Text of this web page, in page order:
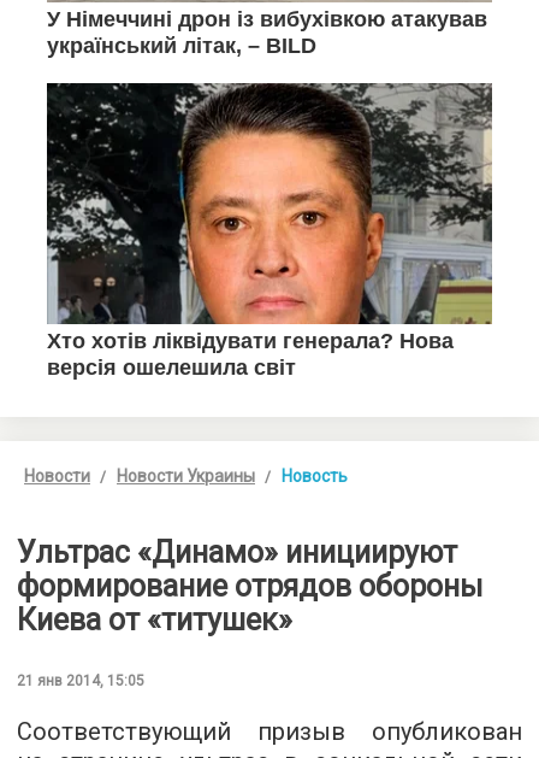
Новости Новости Украины Новость
Ультрас «Динамо» инициируют
формирование отрядов обороны
Киева от «титушек»
21 янв 2014, 15:05
Соответствующий призыв опубликован